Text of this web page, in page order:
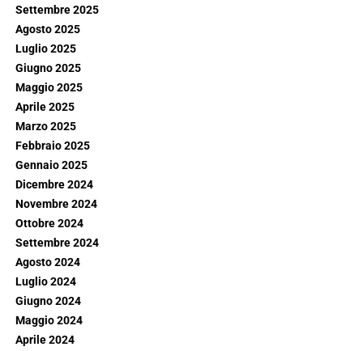
Settembre 2025
Agosto 2025
Luglio 2025
Giugno 2025
Maggio 2025
Aprile 2025
Marzo 2025
Febbraio 2025
Gennaio 2025
Dicembre 2024
Novembre 2024
Ottobre 2024
Settembre 2024
Agosto 2024
Luglio 2024
Giugno 2024
Maggio 2024
Aprile 2024